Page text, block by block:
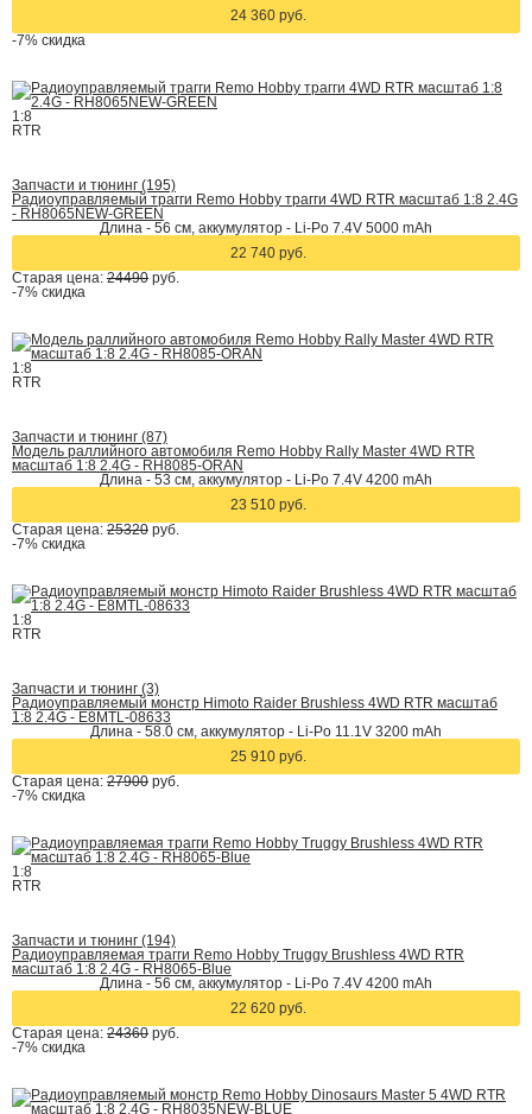
24 360 руб.
-7% скидка
1:8
RTR
Запчасти и тюнинг (195)
Радиоуправляемый трагги Remo Hobby трагги 4WD RTR масштаб 1:8 2.4G
- RH8065NEW-GREEN
Длина - 56 см, аккумулятор - Li-Po 7.4V 5000 mAh
22 740 руб.
Старая цена: 24490 руб.
-7% скидка
1:8
RTR
Запчасти и тюнинг (87)
Модель раллийного автомобиля Remo Hobby Rally Master 4WD RTR
масштаб 1:8 2.4G - RH8085-ORAN
Длина - 53 см, аккумулятор - Li-Po 7.4V 4200 mAh
23 510 руб.
Старая цена: 25320 руб.
-7% скидка
1:8
RTR
Запчасти и тюнинг (3)
Радиоуправляемый монстр Himoto Raider Brushless 4WD RTR масштаб
1:8 2.4G - E8MTL-08633
Длина - 58.0 см, аккумулятор - Li-Po 11.1V 3200 mAh
25 910 руб.
Старая цена: 27900 руб.
-7% скидка
1:8
RTR
Запчасти и тюнинг (194)
Радиоуправляемая трагги Remo Hobby Truggy Brushless 4WD RTR
масштаб 1:8 2.4G - RH8065-Blue
Длина - 56 см, аккумулятор - Li-Po 7.4V 4200 mAh
22 620 руб.
Старая цена: 24360 руб.
-7% скидка